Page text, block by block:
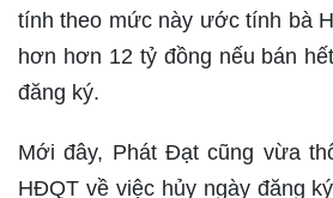
tính theo mức này ước tính bà
hơn hơn 12 tỷ đồng nếu bán
đăng ký.
Mới đây, Phát Đạt cũng vừa
HĐQT về việc hủy ngày đăng